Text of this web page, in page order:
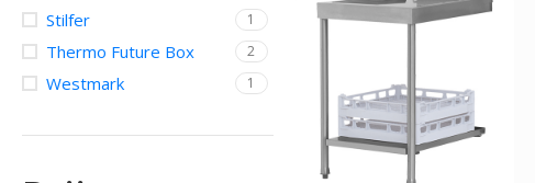
Stilfer 1
Thermo Future Box 2
Westmark 1